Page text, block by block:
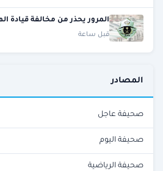
المرور يحذر من مخالفة قيادة
قبل ساعة
المصادر
صحيفة عاجل
صحيفة اليوم
صحيفة الرياضية